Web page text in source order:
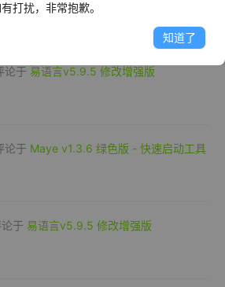
论于 易语言v5.9.5 修改增强版
论于 Maye v1.3.6 绿色版 - 快速启动工具
于 易语言v5.9.5 修改增强版
打扰，非常抱歉。
知道了